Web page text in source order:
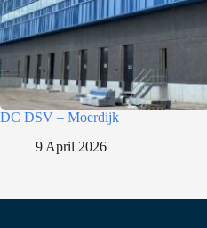
DC DSV – Moerdijk
9 April 2026